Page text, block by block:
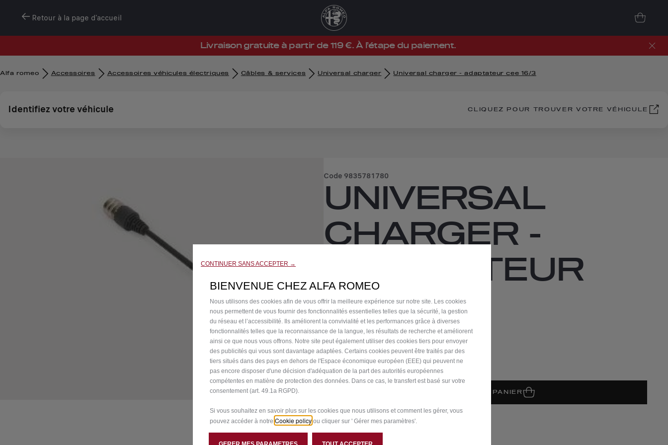
Retour à la page d'accueil
Livraison gratuite à partir de 119 €. À l’étape du paiement.
Alfa romeo Accessoires Accessoires véhicules électriques Câbles & services Universal charger Universal charger - adaptateur cee 16/3
Identifiez votre véhicule CLIQUEZ POUR TROUVER VOTRE VÉHICULE
Code 9835781780
UNIVERSAL
CHARGER -
ADAPTATEUR
CEE 16/3
90,00 €
P
r
i
i
s
TT/par unité
- +
a
n
t
Derniers produits en stock !
AJOUTER AU PANIER
Livraison :18/08
Paiement en plusieurs fois
CONTINUER SANS ACCEPTER →
BIENVENUE CHEZ ALFA ROMEO
Nous utilisons des cookies afin de vous offrir la meilleure expérience sur notre site. Les cookies
nous permettent de vous fournir des fonctionnalités essentielles telles que la sécurité, la gestion
du réseau et l’accessibilité. Ils améliorent la convivialité et les performances grâce à diverses
fonctionnalités telles que la reconnaissance de la langue, les résultats de recherche et améliorent
ainsi ce que nous vous offrons. Notre site peut également utiliser des cookies tiers pour envoyer
des publicités qui vous sont davantage adaptées. Certains cookies peuvent être traités par des
tiers situés dans des pays en dehors de l'Espace économique européen (EEE) qui peuvent ne
pas encore disposer d'une décision d'adéquation de la part des autorités européennes
compétentes en matière de protection des données. Dans ce cas, le transfert est basé sur votre
consentement (art. 49.1a RGPD).
Si vous souhaitez en savoir plus sur les cookies que nous utilisons et comment les gérer, vous
pouvez accéder à notre Cookie policy ou cliquer sur ' Gérer mes paramètres'.